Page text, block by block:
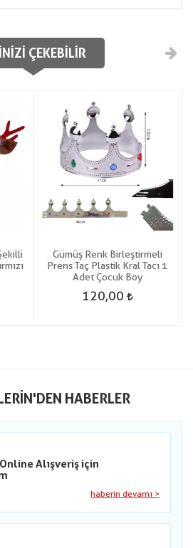
ÇEKEBILIR
Gümüş Renk Birleştirmeli
Prens Taç Plastik Kral Tacı 1
Adet Çocuk Boy
120,00
HABERLER
Alışveriş için
haberin devamı >